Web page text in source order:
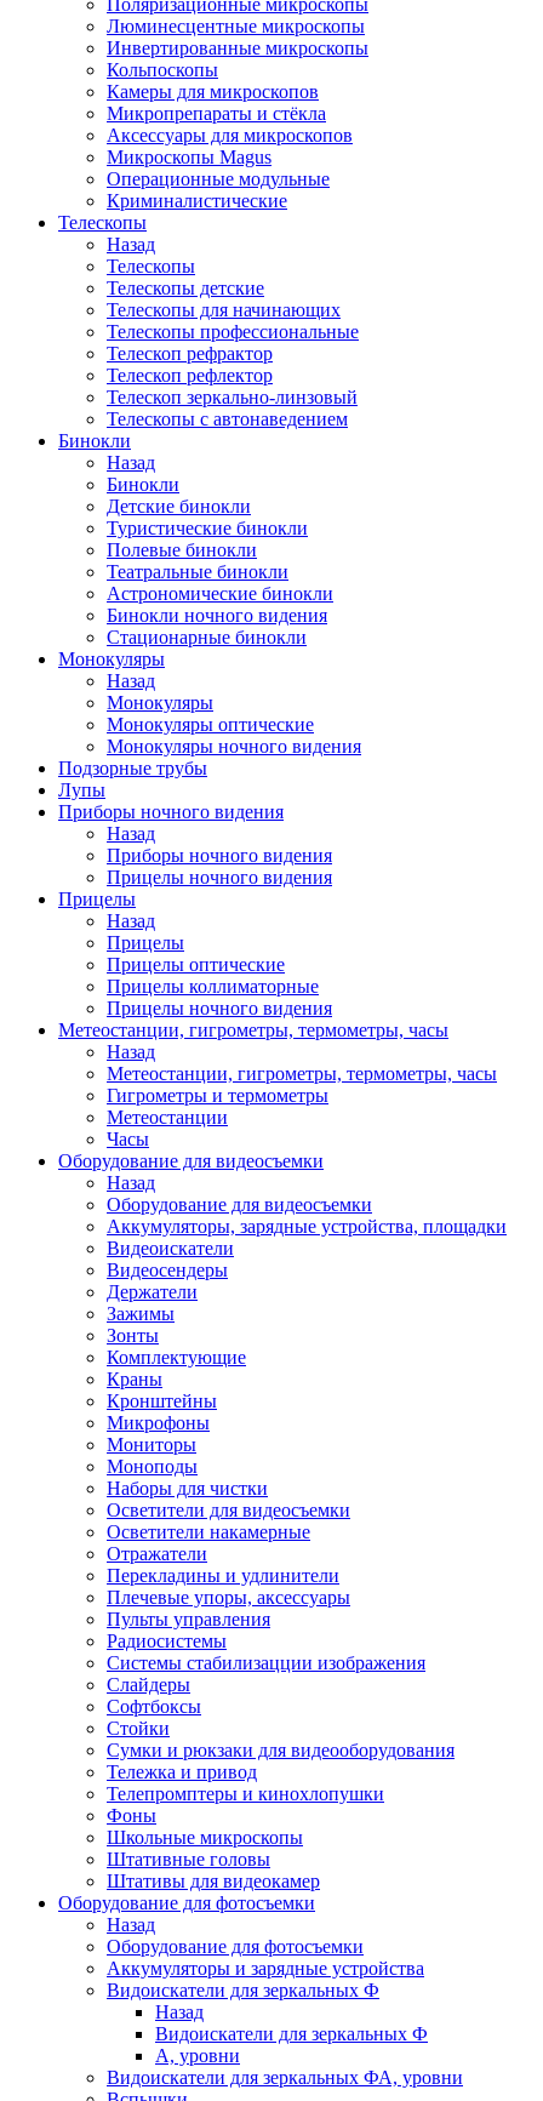
Поляризационные микроскопы
Люминесцентные микроскопы
Инвертированные микроскопы
Кольпоскопы
Камеры для микроскопов
Микропрепараты и стёкла
Аксессуары для микроскопов
Микроскопы Magus
Операционные модульные
Криминалистические
Телескопы
Назад
Телескопы
Телескопы детские
Телескопы для начинающих
Телескопы профессиональные
Телескоп рефрактор
Телескоп рефлектор
Телескоп зеркально-линзовый
Телескопы с автонаведением
Бинокли
Назад
Бинокли
Детские бинокли
Туристические бинокли
Полевые бинокли
Театральные бинокли
Астрономические бинокли
Бинокли ночного видения
Стационарные бинокли
Монокуляры
Назад
Монокуляры
Монокуляры оптические
Монокуляры ночного видения
Подзорные трубы
Лупы
Приборы ночного видения
Назад
Приборы ночного видения
Прицелы ночного видения
Прицелы
Назад
Прицелы
Прицелы оптические
Прицелы коллиматорные
Прицелы ночного видения
Метеостанции, гигрометры, термометры, часы
Назад
Метеостанции, гигрометры, термометры, часы
Гигрометры и термометры
Метеостанции
Часы
Оборудование для видеосъемки
Назад
Оборудование для видеосъемки
Аккумуляторы, зарядные устройства, площадки
Видеоискатели
Видеосендеры
Держатели
Зажимы
Зонты
Комплектующие
Краны
Кронштейны
Микрофоны
Мониторы
Моноподы
Наборы для чистки
Осветители для видеосъемки
Осветители накамерные
Отражатели
Перекладины и удлинители
Плечевые упоры, аксессуары
Пульты управления
Радиосистемы
Системы стабилизацции изображения
Слайдеры
Софтбоксы
Стойки
Сумки и рюкзаки для видеооборудования
Тележка и привод
Телепромптеры и кинохлопушки
Фоны
Школьные микроскопы
Штативные головы
Штативы для видеокамер
Оборудование для фотосъемки
Назад
Оборудование для фотосъемки
Аккумуляторы и зарядные устройства
Видоискатели для зеркальных Ф
Назад
Видоискатели для зеркальных Ф
А, уровни
Видоискатели для зеркальных ФА, уровни